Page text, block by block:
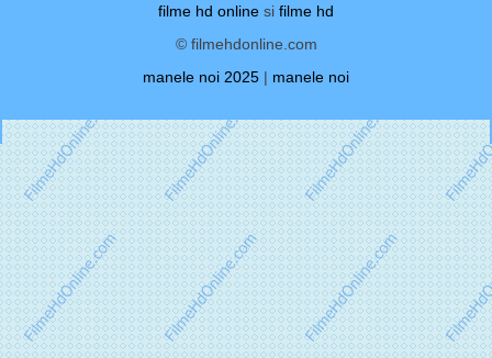
filme hd online si filme hd
© filmehdonline.com
manele noi 2025 | manele noi